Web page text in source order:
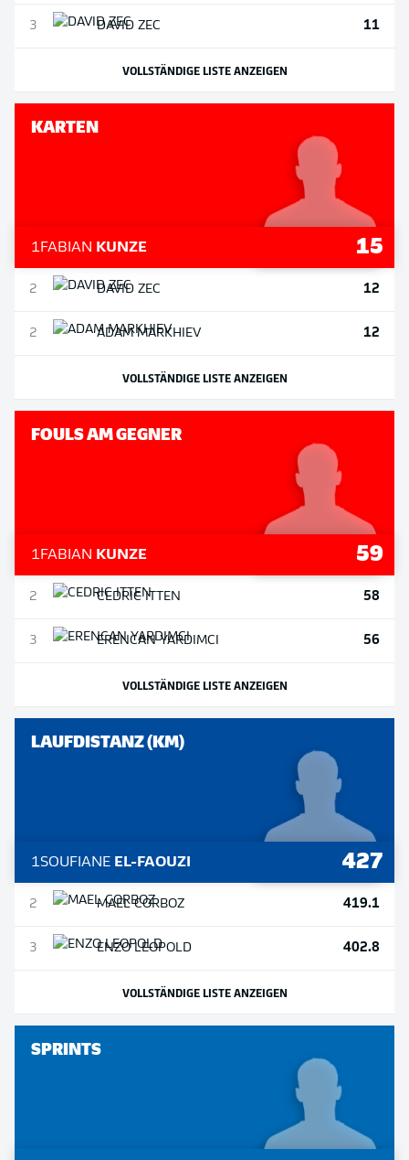
3 DAVID ZEC 11
VOLLSTÄNDIGE LISTE ANZEIGEN
KARTEN
1FABIAN KUNZE 15
2 DAVID ZEC 12
2 ADAMMARKHIEV 12
VOLLSTÄNDIGE LISTE ANZEIGEN
FOULS AM GEGNER
1FABIAN KUNZE 59
2 CEDRICITTEN 58
3 ERENCANYARDIMCI 56
VOLLSTÄNDIGE LISTE ANZEIGEN
LAUFDISTANZ (KM)
1SOUFIANE EL-FAOUZI 427
2 MAELCORBOZ 419.1
3 ENZOLEOPOLD 402.8
VOLLSTÄNDIGE LISTE ANZEIGEN
SPRINTS